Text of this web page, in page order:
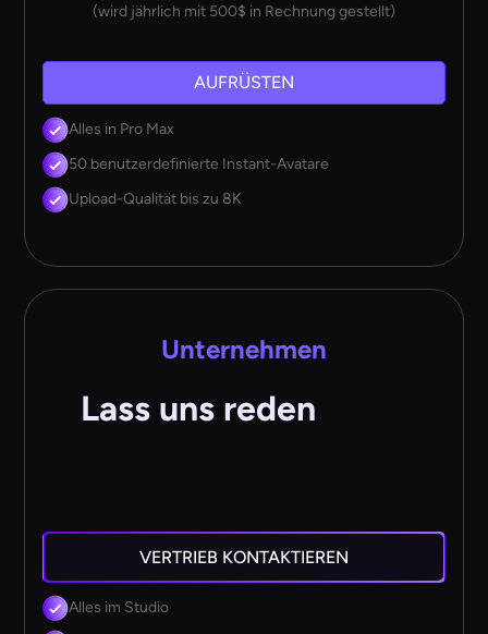
(wird jährlich mit 500$ in Rechnung gestellt)
AUFRÜSTEN
Alles in Pro Max
50 benutzerdefinierte Instant-Avatare
Upload-Qualität bis zu 8K
Unternehmen
Lass uns reden
VERTRIEB KONTAKTIEREN
Alles im Studio